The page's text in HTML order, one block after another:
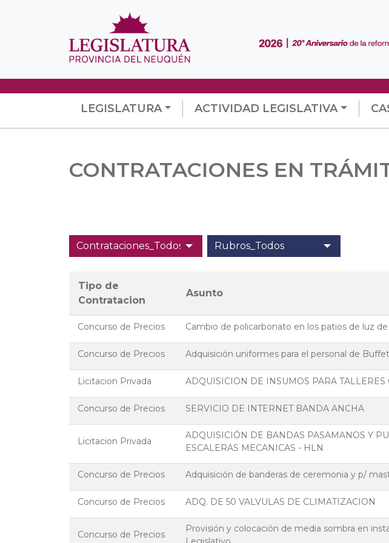
LEGISLATURA ACTIVIDAD LEGISLATIVA
CONTRATACIONES EN
Tipo de
Contratacion
Asunto
Concurso de Precios Cambio de policarbonato en los patios de luz
Concurso de Precios Adquisición uniformes para el personal de
Licitacion Privada ADQUISICION DE INSUMOS PARA TALLERES
Concurso de Precios SERVICIO DE INTERNET BANDA ANCHA
Licitacion Privada
ADQUISICIÓN DE BANDAS PASAMANOS Y
ESCALERAS MECANICAS - HLN
Concurso de Precios Adquisición de banderas de ceremonia y p/
Concurso de Precios ADQ. DE 50 VALVULAS DE CLIMATIZACION
Concurso de Precios
Provisión y colocación de media sombra en